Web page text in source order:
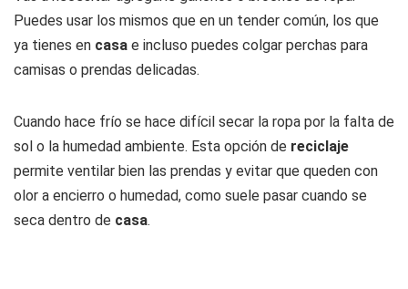
Puedes usar los mismos que en un tender común, los que
ya tienes en casa e incluso puedes colgar perchas para
camisas o prendas delicadas.
Cuando hace frío se hace difícil secar la ropa por la falta de
sol o la humedad ambiente. Esta opción de reciclaje
permite ventilar bien las prendas y evitar que queden con
olor a encierro o humedad, como suele pasar cuando se
seca dentro de casa.